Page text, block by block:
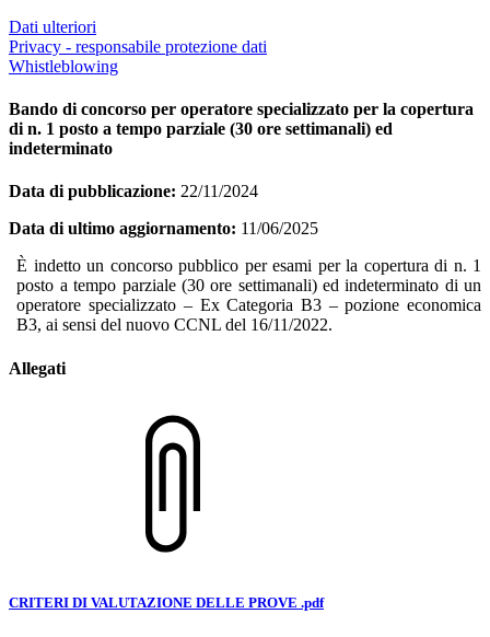
Dati ulteriori
Privacy - responsabile protezione dati
Whistleblowing
Bando di concorso per operatore specializzato per la copertura
di n. 1 posto a tempo parziale (30 ore settimanali) ed
indeterminato
Data di pubblicazione: 22/11/2024
Data di ultimo aggiornamento: 11/06/2025
È indetto un concorso pubblico per esami per la copertura di n. 1
posto a tempo parziale (30 ore settimanali) ed indeterminato di un
operatore specializzato – Ex Categoria B3 – pozione economica
B3, ai sensi del nuovo CCNL del 16/11/2022.
Allegati
CRITERI DI VALUTAZIONE DELLE PROVE .pdf